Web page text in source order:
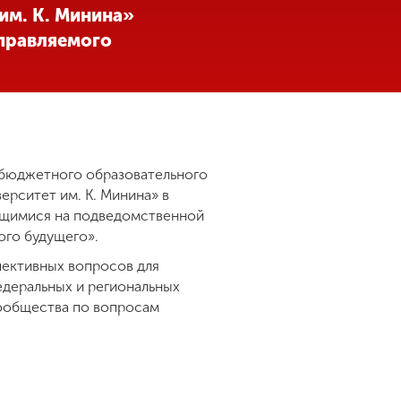
им. К. Минина»
образовательного
им. К. Минина» в
на подведомственной
будущего».
вопросов для
и региональных
по вопросам